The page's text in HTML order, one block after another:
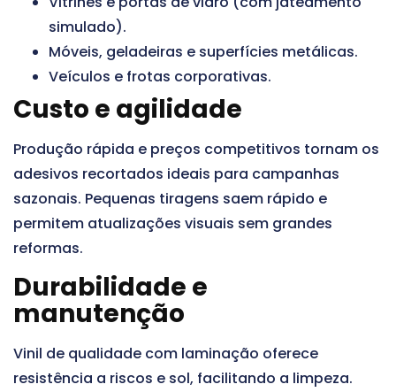
simulado).
Móveis, geladeiras e superfícies metálicas.
Veículos e frotas corporativas.
Custo e agilidade
Produção rápida e preços competitivos tornam os
adesivos recortados ideais para campanhas
sazonais. Pequenas tiragens saem rápido e
permitem atualizações visuais sem grandes
reformas.
Durabilidade e
manutenção
Vinil de qualidade com laminação oferece
resistência a riscos e sol, facilitando a limpeza.